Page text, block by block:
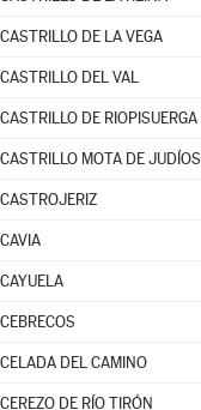
CASTRILLO DE LA VEGA
CASTRILLO DEL VAL
CASTRILLO DE RIOPISUERGA
CASTRILLO MOTA DE JUDÍOS
CASTROJERIZ
CAVIA
CAYUELA
CEBRECOS
CELADA DEL CAMINO
CEREZO DE RÍO TIRÓN